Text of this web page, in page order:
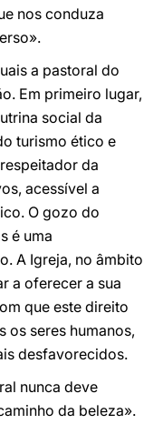
nos conduza
a pastoral do
Em primeiro lugar,
social da
turismo ético e
da
acessível a
O gozo do
é uma
A Igreja, no âmbito
a oferecer a sua
que este direito
os seres humanos,
desfavorecidos.
nunca deve
da beleza».